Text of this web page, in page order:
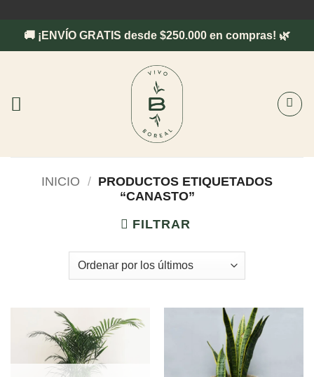
contenido
🚚 ¡ENVÍO GRATIS desde $250.000 en compras! 🌿
INICIO / PRODUCTOS ETIQUETADOS
“CANASTO”
FILTRAR